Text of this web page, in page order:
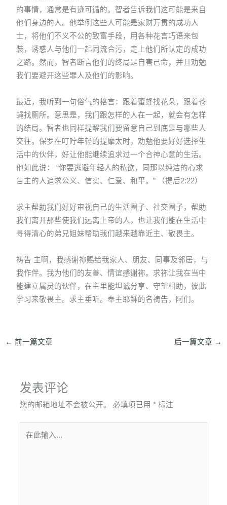
的事情，通常是有迹可循的。智者告诉我们这可能是来自
他们身边的人。他举例这些人可能是家财万贯的成功人
士，将他们不义不公的致富手段，用各种花言巧语来包
装，诱惑人与他们一起同流合污，走上他们所认定的成功
之路。然而，智者断言他们的终局是自害己命，并且劝勉
我们要避开这些罪人及他们的影响。
最近，我听到一句俗气的格言：跟着蜜蜂找花朵，跟着苍
蝇找厕所。意思是，我们跟怎样的人在一起，就会有怎样
的结局。智者也同样提醒我们要留意自己到底是与哪些人
交往。保罗在叮咛年轻的提摩太时，劝勉他要好好选择生
活中的伙伴，好让他能继续追求过一个合神心意的生活。
他如此说： “你要逃避年轻人的私欲，同那以纯洁的心求
告主的人追求公义、信实、仁爱、和平。” （提后2:22）
求主帮助我们好好审视自己的生活圈子、社交圈子，帮助
我们离开那些使我们远离上帝的人，也让我们能在生活中
寻得清心的弟兄姐妹帮助我们越来越靠近主、敬畏主。
祷告 主啊，我感谢祢赐给我家人、朋友、同事及邻居，与
我作伴。我为他们的友善、情谊感谢祢。求祢让我在当中
能建立属灵的伙伴，在主里能坦诚分享、守望相助，彼此
学习来敬畏主。求主垂听。奉主耶稣的名祷告，阿们。
← 前一篇文章 后一篇文章 →
发表评论
您的邮箱地址不会被公开。 必填项已用* 标注